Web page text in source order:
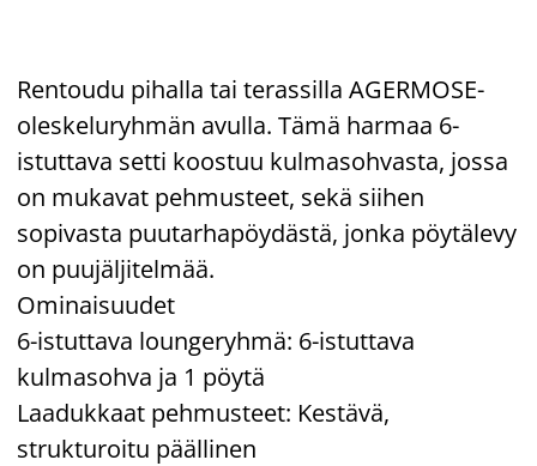
Rentoudu pihalla tai terassilla AGERMOSE-
oleskeluryhmän avulla. Tämä harmaa 6-
istuttava setti koostuu kulmasohvasta, jossa
on mukavat pehmusteet, sekä siihen
sopivasta puutarhapöydästä, jonka pöytälevy
on puujäljitelmää.
Ominaisuudet
6-istuttava loungeryhmä: 6-istuttava
kulmasohva ja 1 pöytä
Laadukkaat pehmusteet: Kestävä,
strukturoitu päällinen